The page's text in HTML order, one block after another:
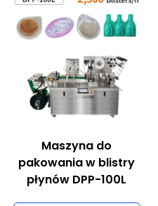
Maszyna do
pakowania w blistry
płynów DPP-100L